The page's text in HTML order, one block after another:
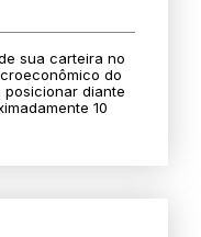
sua carteira no
do
posicionar diante
10